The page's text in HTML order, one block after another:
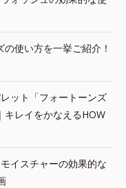
使い方を一挙ご紹介！
ット「フォートーンズ
キレイをかなえるHOW
イスチャーの効果的な